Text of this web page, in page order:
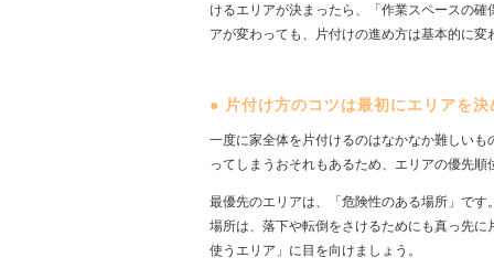
けるエリアが決まったら、「作業スペースの
アが変わっても、片付けの進め方は基本的に変
● 片付け方のコツは最初にエリアを決
一度に家全体を片付けるのはなかなか難しい
ってしまうおそれもあるため、エリアの優先
最優先のエリアは、「危険性のある場所」で
場所は、落下や転倒をさけるためにも真っ先
使うエリア」に目を向けましょう。